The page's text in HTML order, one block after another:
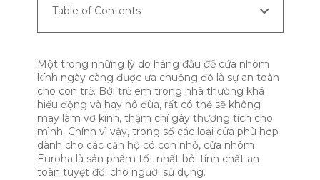
Table of Contents
Một trong những lý do hàng đầu để cửa nhôm
kính ngày càng được ưa chuộng đó là sự an toàn
cho con trẻ. Bởi trẻ em trong nhà thường khá
hiếu động và hay nô đùa, rất có thể sẽ không
may làm vỡ kính, thậm chí gây thương tích cho
mình. Chính vì vậy, trong số các loại cửa phù hợp
dành cho các căn hộ có con nhỏ, cửa nhôm
Euroha là sản phẩm tốt nhất bởi tính chất an
toàn tuyệt đối cho người sử dụng.